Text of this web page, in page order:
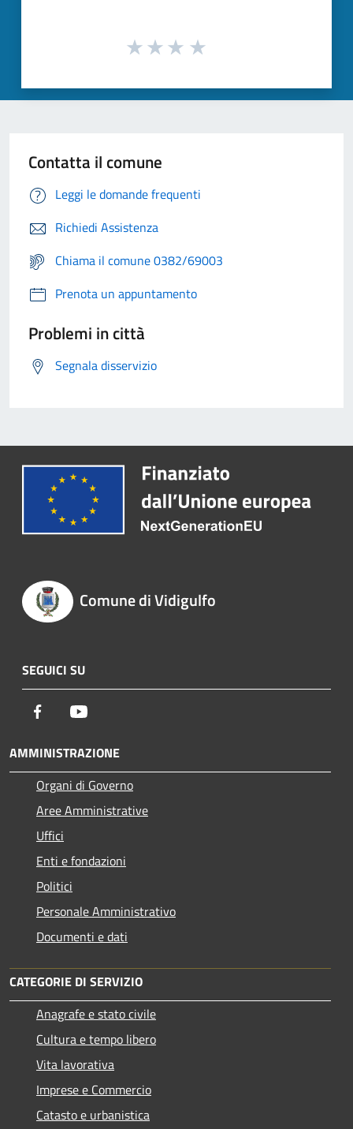
Contatta il comune
Leggi le domande frequenti
Richiedi Assistenza
Chiama il comune 0382/69003
Prenota un appuntamento
Problemi in città
Segnala disservizio
Comune di Vidigulfo
SEGUICI SU
Facebook
AMMINISTRAZIONE
Organi di Governo
Aree Amministrative
Uffici
Enti e fondazioni
Politici
Personale Amministrativo
Documenti e dati
CATEGORIE DI SERVIZIO
Anagrafe e stato civile
Cultura e tempo libero
Vita lavorativa
Imprese e Commercio
Catasto e urbanistica